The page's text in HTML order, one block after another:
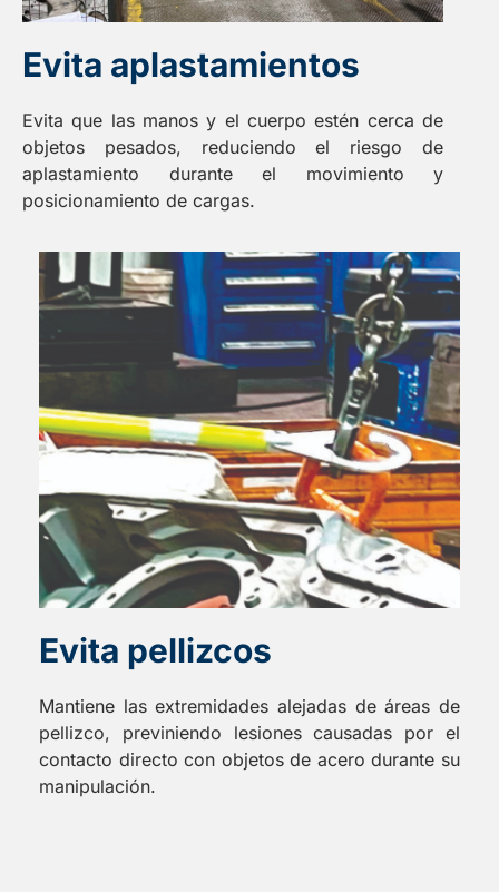
Evita aplastamientos
Evita que las manos y el cuerpo estén cerca de
objetos pesados, reduciendo el riesgo de
aplastamiento durante el movimiento y
posicionamiento de cargas.
Evita pellizcos
Mantiene las extremidades alejadas de áreas de
pellizco, previniendo lesiones causadas por el
contacto directo con objetos de acero durante su
manipulación.